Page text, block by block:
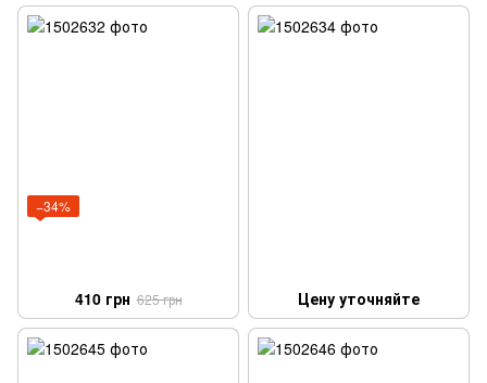
−34%
410 грн 625 грн Цену уточняйте